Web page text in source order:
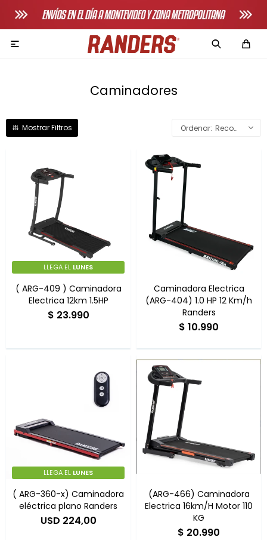

Caminadores
Recomendados
LLEGA EL LUNES
( ARG-409 ) Caminadora
Electrica 12km 1.5HP
$ 23.990
Caminadora Electrica
(ARG-404) 1.0 HP 12 Km/h
Randers
$ 10.990
LLEGA EL LUNES
( ARG-360-x) Caminadora
eléctrica plano Randers
USD 224,00
(ARG-466) Caminadora
Electrica 16km/H Motor 110
KG
$ 20.990
Adultos
Bicicletas spinning
Bicicletas tradicionales
Bancos de pecho
Máquinas de remo
Multigimnasios